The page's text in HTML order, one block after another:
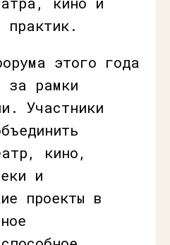
практик.
этого года
за рамки
Участники
кино,
и
проекты в